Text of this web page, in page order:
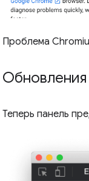
Проблема
Теперь панель